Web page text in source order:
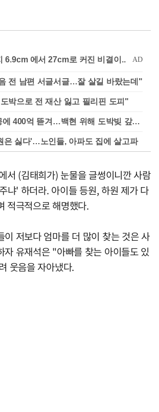
전 남편 서글서글…잘 살길 바랐는데"
박으로 전 재산 잃고 필리핀 도피"
차가원 "MC몽에 400억 뜯겨…백현 위해 도박빚 갚아줘"
은 싫다'…노인들, 아파도 집에 살고파
서 (김태희가) 눈물을 글썽이니깐 사람
냐' 하더라. 아이들 등원, 하원 제가 다
적극적으로 해명했다.
이 저보다 엄마를 더 많이 찾는 것은 사
자 유재석은 "아빠를 찾는 아이들도 있
웃음을 자아냈다.